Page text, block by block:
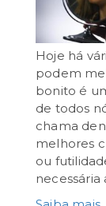
julho 11th,
Hoje há
podem
bonito é
de todos
chama
melhores
ou